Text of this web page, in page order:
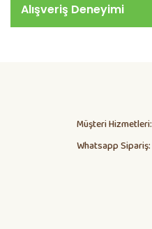
Alışveriş Deneyimi
Müşteri Hizmetleri:
Whatsapp Sipariş: